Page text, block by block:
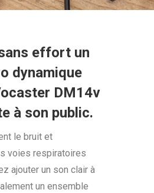
effort un
dynamique
DM14v
à son public.
le bruit et
voies respiratoires
ajouter un son clair à
un ensemble